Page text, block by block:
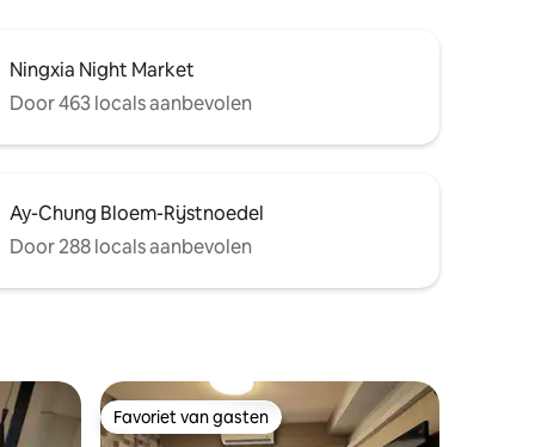
Ningxia Night Market
Door 463 locals aanbevolen
Ay-Chung Bloem-Rijstnoedel
Door 288 locals aanbevolen
Favoriet van gasten
Favoriet van gasten